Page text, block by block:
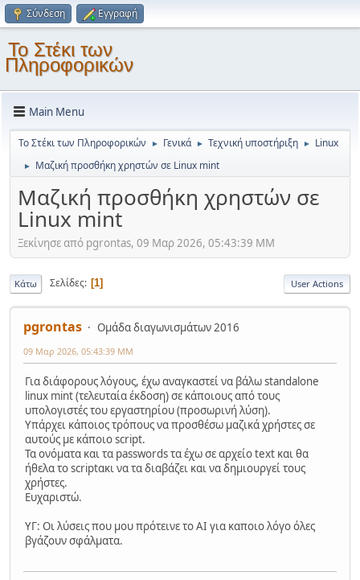
Σύνδεση Εγγραφή
Το Στέκι των
Πληροφορικών
Main Menu
Το Στέκι των Πληροφορικών ► Γενικά ► Τεχνική υποστήριξη ► Linux
► Μαζική προσθήκη χρηστών σε Linux mint
Μαζική προσθήκη χρηστών σε
Linux mint
Ξεκίνησε από pgrontas, 09 Μαρ 2026, 05:43:39 ΜΜ
Κάτω Σελίδες 1 User Actions
pgrontas Ομάδα διαγωνισμάτων 2016
09 Μαρ 2026, 05:43:39 ΜΜ
Για διάφορους λόγους, έχω αναγκαστεί να βάλω standalone
linux mint (τελευταία έκδοση) σε κάποιους από τους
υπολογιστές του εργαστηρίου (προσωρινή λύση).
Υπάρχει κάποιος τρόπους να προσθέσω μαζικά χρήστες σε
αυτούς με κάποιο script.
Τα ονόματα και τα passwords τα έχω σε αρχείο text και θα
ήθελα το scriptακι να τα διαβάζει και να δημιουργεί τους
χρήστες.
Ευχαριστώ.
ΥΓ: Οι λύσεις που μου πρότεινε το AI για καποιο λόγο όλες
βγάζουν σφάλματα.